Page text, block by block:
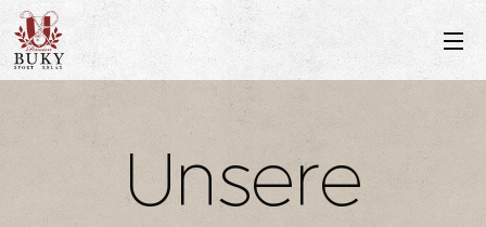
Unsere